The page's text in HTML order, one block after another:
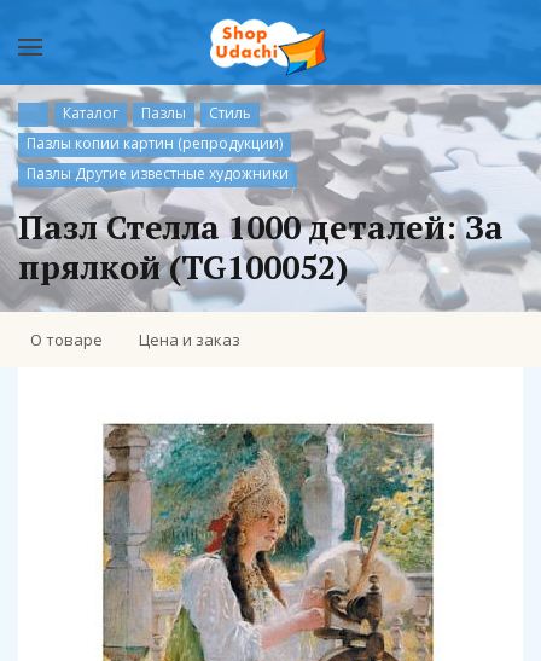
Каталог Пазлы
Стиль
Пазлы копии картин (репродукции)
Пазлы Другие известные художники
Пазл Стелла 1000 деталей: За
прялкой (TG100052)
О товаре Цена и заказ